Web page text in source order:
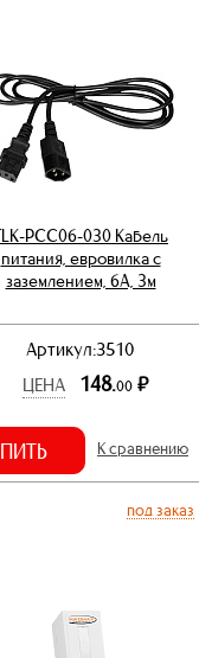
PCC06-030 Кабель
питания, евровилка с
заземлением, 6А, 3м
Артикул:3510
ЦЕНА
148.00 р.
К сравнению
под заказ